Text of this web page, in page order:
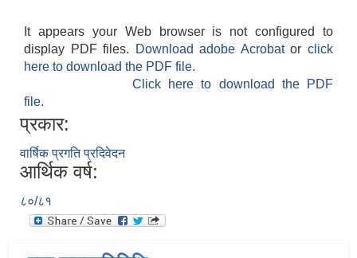
It appears your Web browser is not configured to
display PDF files.
Download adobe Acrobatorclick
here to download the PDF file.
Click here to download the PDF
file.
प्रकार:
वार्षिक प्रगति प्रदिवेदन
आर्थिक वर्ष:
८०/८१